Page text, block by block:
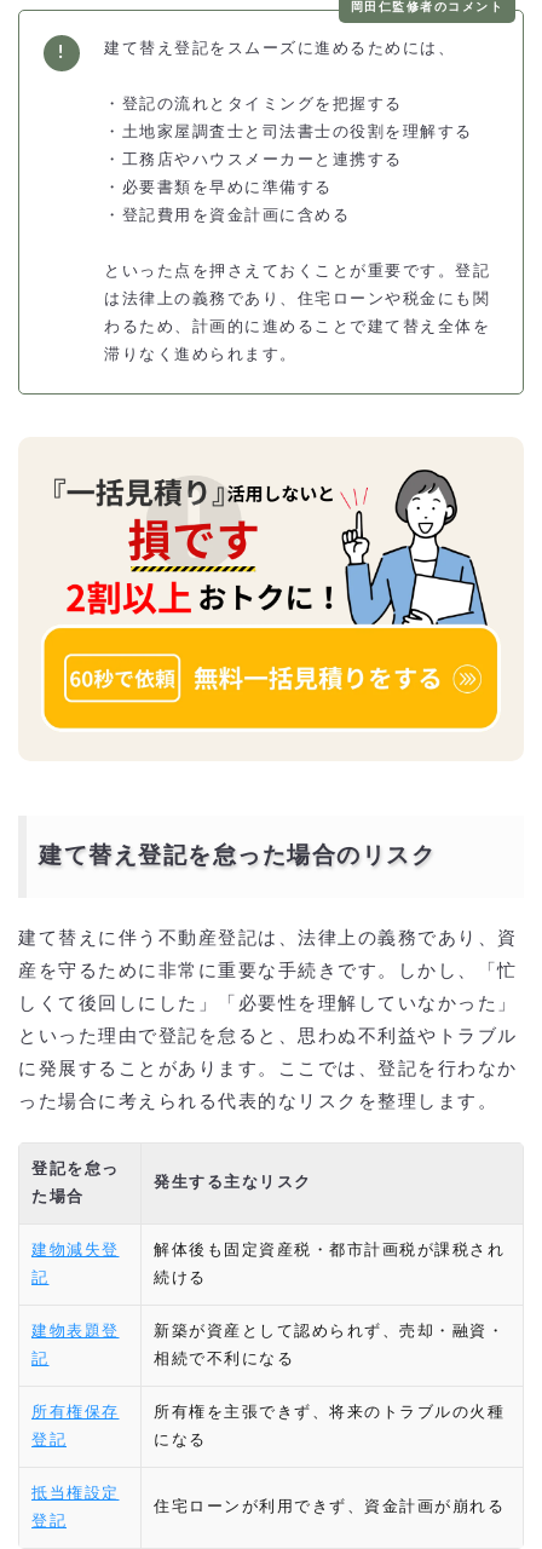
岡田仁監修者のコメント
建て替え登記をスムーズに進めるためには、
・登記の流れとタイミングを把握する
・土地家屋調査士と司法書士の役割を理解する
・工務店やハウスメーカーと連携する
・必要書類を早めに準備する
・登記費用を資金計画に含める
といった点を押さえておくことが重要です。登記
は法律上の義務であり、住宅ローンや税金にも関
わるため、計画的に進めることで建て替え全体を
滞りなく進められます。
建て替え登記を怠った場合のリスク
建て替えに伴う不動産登記は、法律上の義務であり、資
産を守るために非常に重要な手続きです。しかし、「忙
しくて後回しにした」「必要性を理解していなかった」
といった理由で登記を怠ると、思わぬ不利益やトラブル
に発展することがあります。ここでは、登記を行わなか
った場合に考えられる代表的なリスクを整理します。
登記を怠っ
た場合
発生する主なリスク
建物減失登
記
解体後も固定資産税・都市計画税が課税され
続ける
建物表題登
記
新築が資産として認められず、売却・融資・
相続で不利になる
所有権保存
登記
所有権を主張できず、将来のトラブルの火種
になる
抵当権設定
登記
住宅ローンが利用できず、資金計画が崩れる